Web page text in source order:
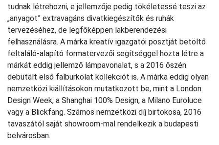
tudnak létrehozni, e jellemzője pedig tökéletessé teszi az
„anyagot” extravagáns divatkiegészítők és ruhák
tervezéséhez, de legfőképpen lakberendezési
felhasználásra. A márka kreatív igazgatói posztját betöltő
feltaláló-alapító formatervezői segítséggel hozta létre a
márkát eddig jellemző lámpavonalat, s a 2016 őszén
debütált első falburkolat kollekciót is. A márka eddig olyan
nemzetközi kiállításokon mutatkozott be, mint a London
Design Week, a Shanghai 100% Design, a Milano Euroluce
vagy a Blickfang. Számos nemzetközi díj birtokosa, 2016
tavaszától saját showroom-mal rendelkezik a budapesti
belvárosban.